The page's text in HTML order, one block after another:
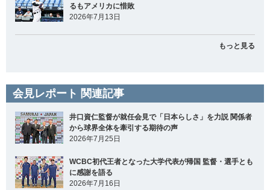
るもアメリカに惜敗
2026年7月13日
もっと見る
会見レポート 関連記事
井口資仁監督が就任会見で「日本らしさ」を力説 関係者
から球界全体を牽引する期待の声
2026年7月25日
WCBC初代王者となった大学代表が帰国 監督・選手とも
に感謝を語る
2026年7月16日